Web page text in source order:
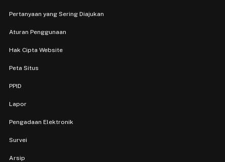
Pertanyaan yang Sering Diajukan
Aturan Penggunaan
Hak Cipta Website
Peta Situs
PPID
Lapor
Pengadaan Elektronik
Survei
Arsip